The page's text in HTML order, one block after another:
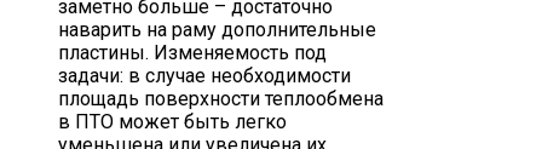
заметно больше – достаточно
наварить на раму дополнительные
пластины. Изменяемость под
задачи: в случае необходимости
площадь поверхности теплообмена
в ПТО может быть легко
уменьшена или увеличена их